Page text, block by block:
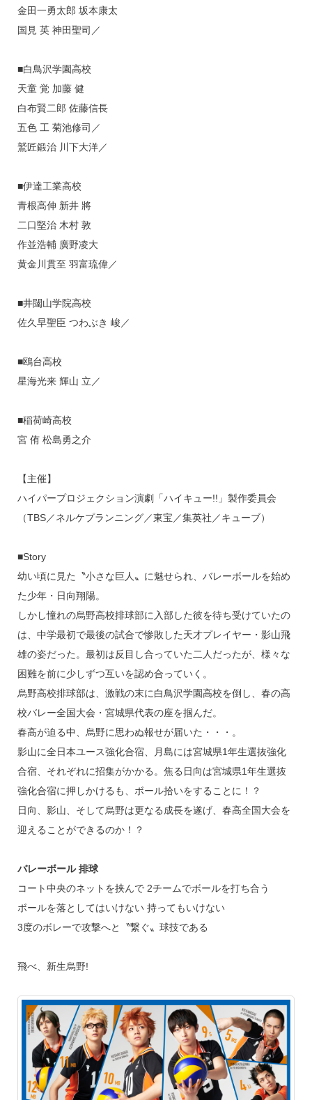
金田一勇太郎 坂本康太
国見 英 神田聖司／
■白鳥沢学園高校
天童 覚 加藤 健
白布賢二郎 佐藤信長
五色 工 菊池修司／
鷲匠鍛治 川下大洋／
■伊達工業高校
青根高伸 新井 將
二口堅治 木村 敦
作並浩輔 廣野凌大
黄金川貫至 羽富琉偉／
■井闥山学院高校
佐久早聖臣 つわぶき 峻／
■鴎台高校
星海光来 輝山 立／
■稲荷崎高校
宮 侑 松島勇之介
【主催】
ハイパープロジェクション演劇「ハイキュー!!」製作委員会
（TBS／ネルケプランニング／東宝／集英社／キューブ）
■Story
幼い頃に見た〝小さな巨人〟に魅せられ、バレーボールを始め
た少年・日向翔陽。
しかし憧れの烏野高校排球部に入部した彼を待ち受けていたの
は、中学最初で最後の試合で惨敗した天才プレイヤー・影山飛
雄の姿だった。最初は反目し合っていた二人だったが、様々な
困難を前に少しずつ互いを認め合っていく。
烏野高校排球部は、激戦の末に白鳥沢学園高校を倒し、春の高
校バレー全国大会・宮城県代表の座を掴んだ。
春高が迫る中、烏野に思わぬ報せが届いた・・・。
影山に全日本ユース強化合宿、月島には宮城県1年生選抜強化
合宿、それぞれに招集がかかる。焦る日向は宮城県1年生選抜
強化合宿に押しかけるも、ボール拾いをすることに！？
日向、影山、そして烏野は更なる成長を遂げ、春高全国大会を
迎えることができるのか！？
バレーボール 排球
コート中央のネットを挟んで 2チームでボールを打ち合う
ボールを落としてはいけない 持ってもいけない
3度のボレーで攻撃へと〝繋ぐ〟球技である
飛べ、新生烏野!